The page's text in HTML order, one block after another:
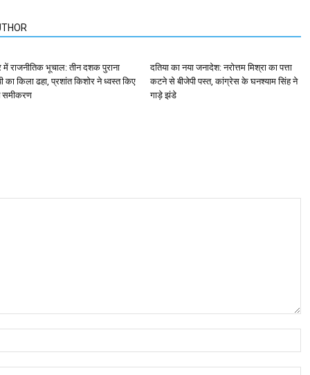
में राजनीतिक भूचाल: तीन दशक पुराना
का किला ढहा, प्रशांत किशोर ने ध्वस्त किए
समीकरण
दतिया का नया जनादेश: नरोत्तम मिश्रा का पत्ता
कटने से बीजेपी पस्त, कांग्रेस के घनश्याम सिंह ने
गाड़े झंडे